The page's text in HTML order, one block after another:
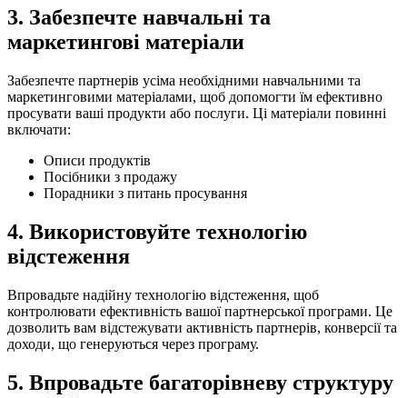
3. Забезпечте навчальні та
маркетингові матеріали
Забезпечте партнерів усіма необхідними навчальними та
маркетинговими матеріалами, щоб допомогти їм ефективно
просувати ваші продукти або послуги. Ці матеріали повинні
включати:
Описи продуктів
Посібники з продажу
Порадники з питань просування
4. Використовуйте технологію
відстеження
Впровадьте надійну технологію відстеження, щоб
контролювати ефективність вашої партнерської програми. Це
дозволить вам відстежувати активність партнерів, конверсії та
доходи, що генеруються через програму.
5. Впровадьте багаторівневу структуру